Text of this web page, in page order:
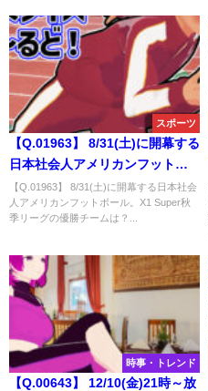
スポーツ
【Q.01963】 8/31(土)に開幕する
日本社会人アメリカンフットボ
ール。X1 Super秋季リーグの優
勝チームは？
【Q.01963】 8/31(土)に開幕する日本社会
人アメリカンフットボール。X1 Super秋
季リーグの優勝チームは？...
時事・トレンド
【Q.00643】 12/10(金)21時～放